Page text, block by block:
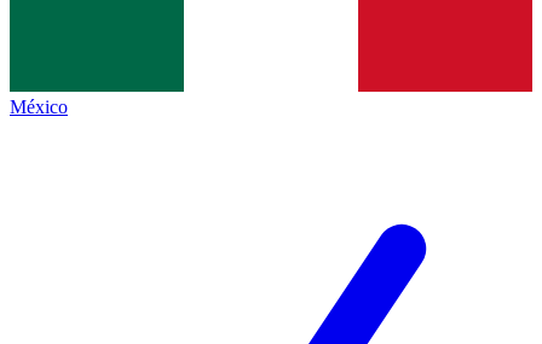
México